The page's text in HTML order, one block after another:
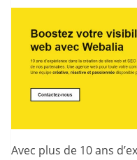
Avec plus de 10 ans